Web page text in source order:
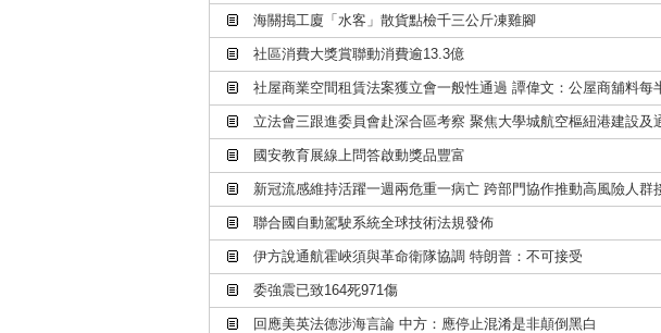
海關搗工廈「水客」散貨點檢千三公斤凍雞腳
社區消費大獎賞聯動消費逾13.3億
社屋商業空間租賃法案獲立會一般性通過 譚偉文：公屋商舖料每
立法會三跟進委員會赴深合區考察 聚焦大學城航空樞紐港建設及
國安教育展線上問答啟動獎品豐富
新冠流感維持活躍一週兩危重一病亡 跨部門協作推動高風險人群
聯合國自動駕駛系統全球技術法規發佈
伊方說通航霍峽須與革命衛隊協調 特朗普：不可接受
委強震已致164死971傷
回應美英法德涉海言論 中方：應停止混淆是非顛倒黑白